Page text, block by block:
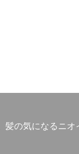
髪の気になるニ